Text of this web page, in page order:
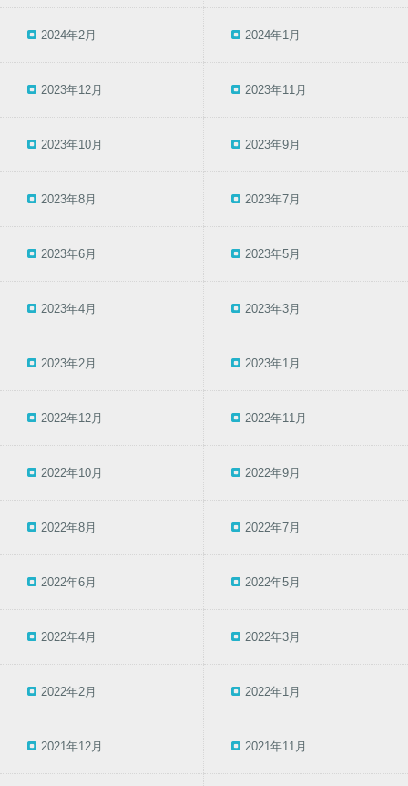
2024年2月 2024年1月
2023年12月 2023年11月
2023年10月 2023年9月
2023年8月 2023年7月
2023年6月 2023年5月
2023年4月 2023年3月
2023年2月 2023年1月
2022年12月 2022年11月
2022年10月 2022年9月
2022年8月 2022年7月
2022年6月 2022年5月
2022年4月 2022年3月
2022年2月 2022年1月
2021年12月 2021年11月